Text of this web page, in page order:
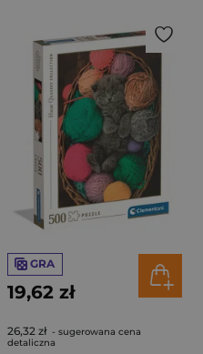
GRA
19,62 zł
26,32 zł - sugerowana cena
detaliczna